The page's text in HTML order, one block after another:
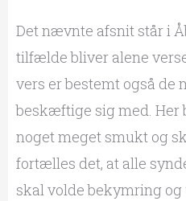
Det nævnte afsnit står i
tilfælde bliver alene
vers er bestemt også de
beskæftige sig med. Her
noget meget smukt og
fortælles det, at alle
skal volde bekymring